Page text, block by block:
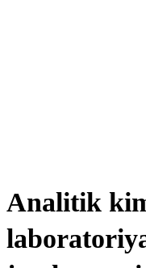
Аnalitik